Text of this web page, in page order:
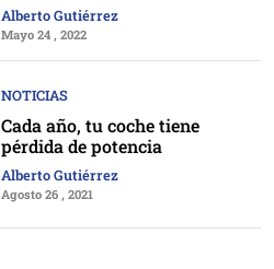
Alberto Gutiérrez
Mayo 24 , 2022
NOTICIAS
Cada año, tu coche tiene
pérdida de potencia
Alberto Gutiérrez
Agosto 26 , 2021